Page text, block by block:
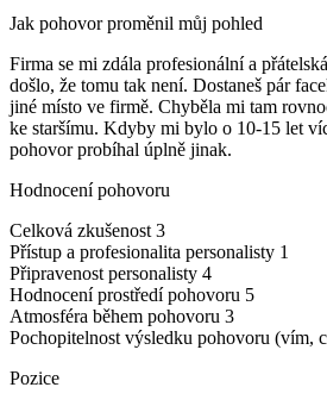
Jak pohovor proměnil můj pohled
Firma se mi zdála profesionální a
došlo, že tomu tak není. Dostaneš pár
jiné místo ve firmě. Chyběla mi tam
ke staršímu. Kdyby mi bylo o 10-15 let
pohovor probíhal úplně jinak.
Hodnocení pohovoru
Celková zkušenost 3
Přístup a profesionalita personalisty 1
Připravenost personalisty 4
Hodnocení prostředí pohovoru 5
Atmosféra během pohovoru 3
Pochopitelnost výsledku pohovoru (vím,
Pozice